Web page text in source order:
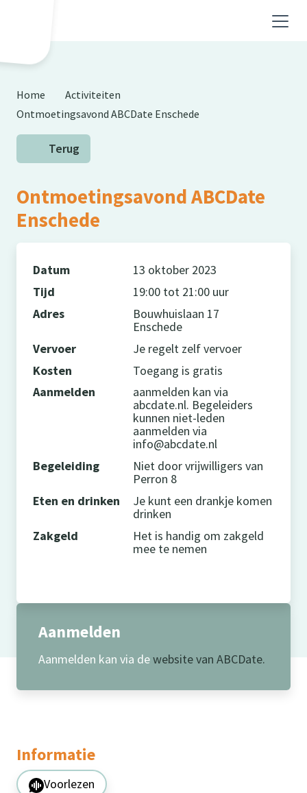
Home
Activiteiten
Ontmoetingsavond ABCDate Enschede
Terug
Ontmoetingsavond ABCDate
Enschede
Datum
13 oktober 2023
Tijd
19:00 tot 21:00 uur
Adres
Bouwhuislaan 17
Enschede
Vervoer
Je regelt zelf vervoer
Kosten
Toegang is gratis
Aanmelden
aanmelden kan via
abcdate.nl. Begeleiders
kunnen niet-leden
aanmelden via
info@abcdate.nl
Begeleiding
Niet door vrijwilligers van
Perron 8
Eten en drinken
Je kunt een drankje komen
drinken
Zakgeld
Het is handig om zakgeld
mee te nemen
Aanmelden
Aanmelden kan via dewebsite van ABCDate.
Informatie
Voorlezen